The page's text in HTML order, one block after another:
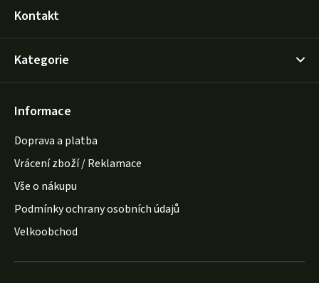
Kontakt
Kategorie
Informace
Doprava a platba
Vrácení zboží / Reklamace
Vše o nákupu
Podmínky ochrany osobních údajů
Velkoobchod